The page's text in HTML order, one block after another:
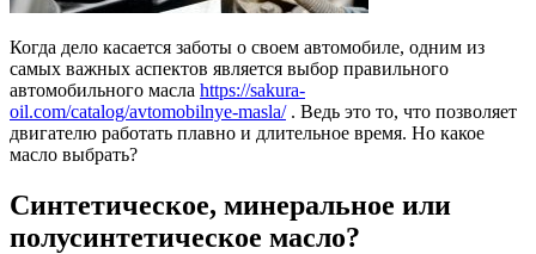
Когда дело касается заботы о своем автомобиле, одним из
самых важных аспектов является выбор правильного
автомобильного масла https://sakura-
oil.com/catalog/avtomobilnye-masla/. Ведь это то, что позволяет
двигателю работать плавно и длительное время. Но какое
масло выбрать?
Синтетическое, минеральное или
полусинтетическое масло?